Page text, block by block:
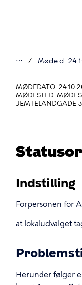
er
her
⋯ Møde d.
MØDEDATO:
MØDESTED:
JEMTELANDGADE 3
Indstilling
Forpersonen for
at lokaludvalget
Herunder følger